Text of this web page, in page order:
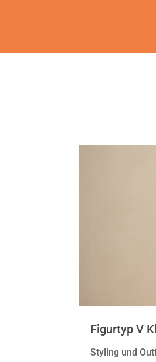
Figurtyp V
Styling und